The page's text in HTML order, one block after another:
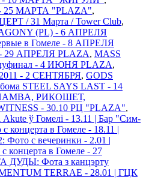
25 МАРТА "PLAZA",
/ 31 Марта / Tower Club,
(PL) - 6 АПРЕЛЯ
в Гомеле - 8 АПРЕЛЯ
АПРЕЛЯ PLAZA, MASS
- 4 ИЮНЯ PLAZA,
- 2 СЕНТЯБРЯ, GODS
STEEL SAYS LAST - 14
РИКОШЕТ,
- 30.10 РЦ "PLAZA",
Akute ў Гомелi - 13.11 | Бар "Сим-
концерта в Гомеле - 18.11 |
Фото с вечеринки - 2.01 |
концерта в Гомеле - 27
ДУДЫ: Фота з канцэрту
TERRAE - 28.01 | ГЦК